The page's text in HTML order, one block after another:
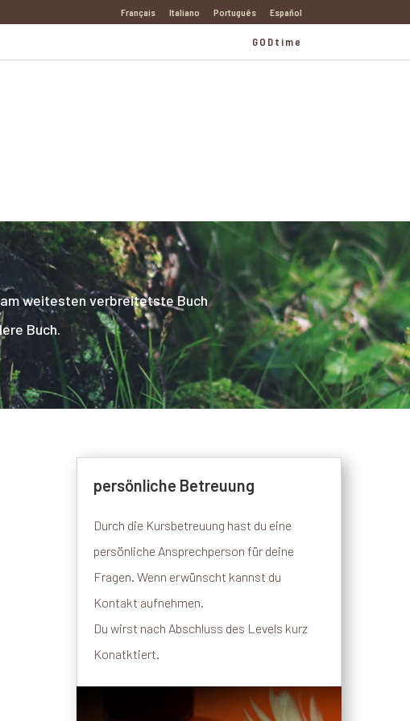
Français Italiano Português Español
GODtime
weitesten verbreitetste Buch
Buch.
persönliche Betreuung
Durch die Kursbetreuung hast du eine
persönliche Ansprechperson für deine
Fragen. Wenn erwünscht kannst du
Kontakt aufnehmen.
Du wirst nach Abschluss des Levels kurz
Konatktiert.